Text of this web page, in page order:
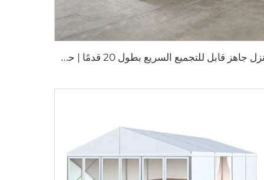
م
نزل جاهز قابل للتجميع السريع بطول 20 قدمًا | حلّ معيشي محمول مكوّن من 3 غرف نوم